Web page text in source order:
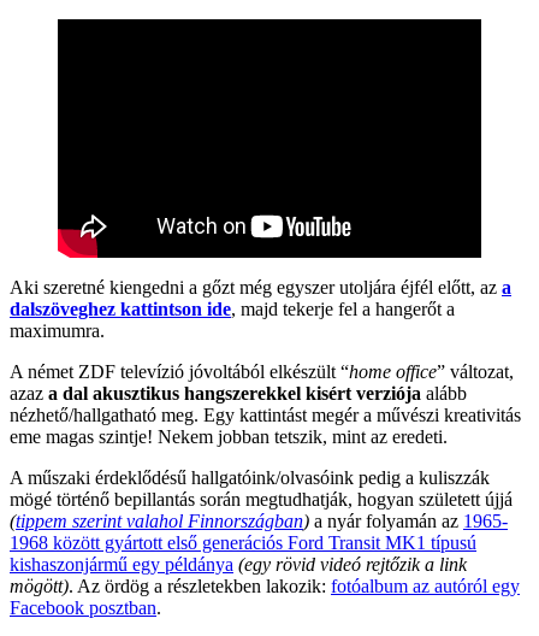
Aki szeretné kiengedni a gőzt még egyszer utoljára éjfél előtt, az a
dalszöveghez kattintson ide, majd tekerje fel a hangerőt a
maximumra.
A német ZDF televízió jóvoltából elkészült “home office” változat,
azaz a dal akusztikus hangszerekkel kisért verziója alább
nézhető/hallgatható meg. Egy kattintást megér a művészi kreativitás
eme magas szintje! Nekem jobban tetszik, mint az eredeti.
A műszaki érdeklődésű hallgatóink/olvasóink pedig a kuliszzák
mögé történő bepillantás során megtudhatják, hogyan született újjá
(tippem szerint valahol Finnországban) a nyár folyamán az 1965-
1968 között gyártott első generációs Ford Transit MK1 típusú
kishaszonjármű egy példánya (egy rövid videó rejtőzik a link
mögött). Az ördög a részletekben lakozik: fotóalbum az autóról egy
Facebook posztban.